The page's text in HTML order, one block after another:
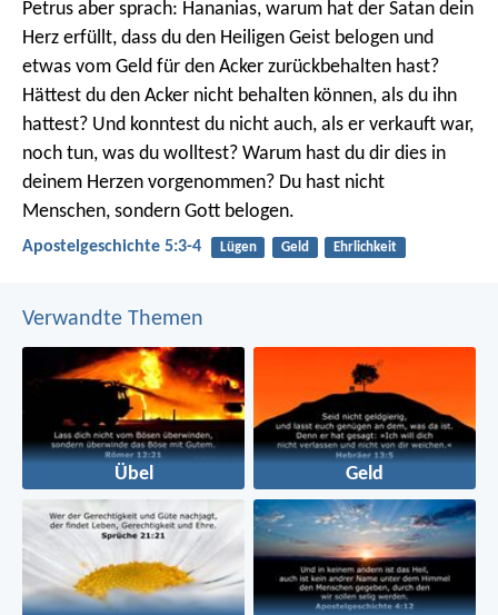
Petrus aber sprach: Hananias, warum hat der Satan dein
Herz erfüllt, dass du den Heiligen Geist belogen und
etwas vom Geld für den Acker zurückbehalten hast?
Hättest du den Acker nicht behalten können, als du ihn
hattest? Und konntest du nicht auch, als er verkauft war,
noch tun, was du wolltest? Warum hast du dir dies in
deinem Herzen vorgenommen? Du hast nicht
Menschen, sondern Gott belogen.
Apostelgeschichte 5:3-4 Lügen Geld Ehrlichkeit
Verwandte Themen
Übel Geld